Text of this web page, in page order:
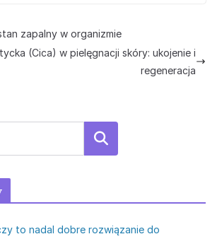
zapalny w organizmie
(Cica) w pielęgnacji skóry: ukojenie i
regeneracja
Szukaj
to nadal dobre rozwiązanie do